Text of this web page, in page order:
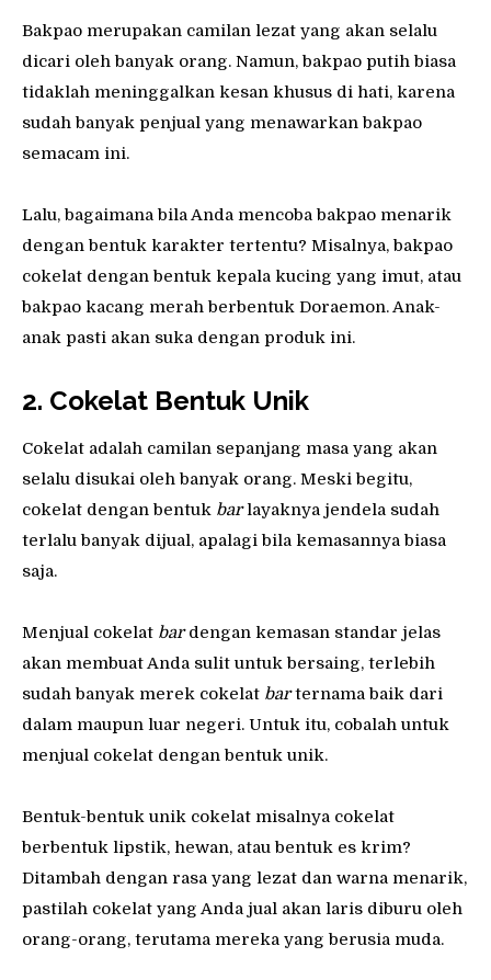
Bakpao merupakan camilan lezat yang akan selalu
dicari oleh banyak orang. Namun, bakpao putih biasa
tidaklah meninggalkan kesan khusus di hati, karena
sudah banyak penjual yang menawarkan bakpao
semacam ini.
Lalu, bagaimana bila Anda mencoba bakpao menarik
dengan bentuk karakter tertentu? Misalnya, bakpao
cokelat dengan bentuk kepala kucing yang imut, atau
bakpao kacang merah berbentuk Doraemon. Anak-
anak pasti akan suka dengan produk ini.
2. Cokelat Bentuk Unik
Cokelat adalah camilan sepanjang masa yang akan
selalu disukai oleh banyak orang. Meski begitu,
cokelat dengan bentuk barlayaknya jendela sudah
terlalu banyak dijual, apalagi bila kemasannya biasa
saja.
Menjual cokelat bardengan kemasan standar jelas
akan membuat Anda sulit untuk bersaing, terlebih
sudah banyak merek cokelat barternama baik dari
dalam maupun luar negeri. Untuk itu, cobalah untuk
menjual cokelat dengan bentuk unik.
Bentuk-bentuk unik cokelat misalnya cokelat
berbentuk lipstik, hewan, atau bentuk es krim?
Ditambah dengan rasa yang lezat dan warna menarik,
pastilah cokelat yang Anda jual akan laris diburu oleh
orang-orang, terutama mereka yang berusia muda.